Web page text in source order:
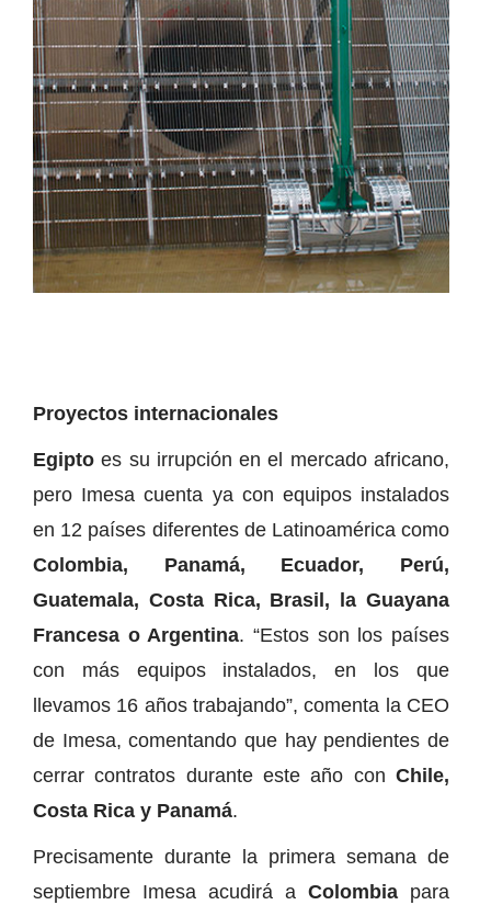
Proyectos internacionales
Egipto es su irrupción en el mercado africano,
pero Imesa cuenta ya con equipos instalados
en 12 países diferentes de Latinoamérica como
Colombia, Panamá, Ecuador, Perú,
Guatemala, Costa Rica, Brasil, la Guayana
Francesa o Argentina. “Estos son los países
con más equipos instalados, en los que
llevamos 16 años trabajando”, comenta la CEO
de Imesa, comentando que hay pendientes de
cerrar contratos durante este año con Chile,
Costa Rica y Panamá.
Precisamente durante la primera semana de
septiembre Imesa acudirá a Colombia para